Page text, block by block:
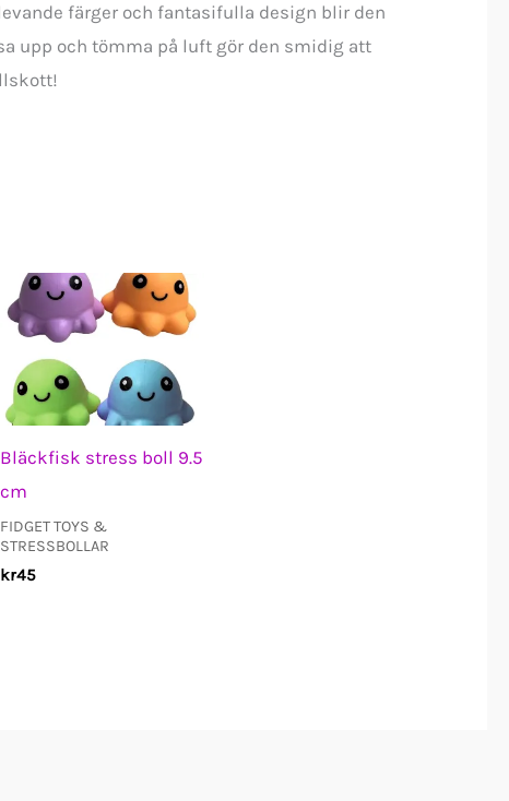
färger och fantasifulla design blir den
upp och tömma på luft gör den smidig att
Bläckfisk stress boll 9.5
cm
FIDGET TOYS &
STRESSBOLLAR
kr45